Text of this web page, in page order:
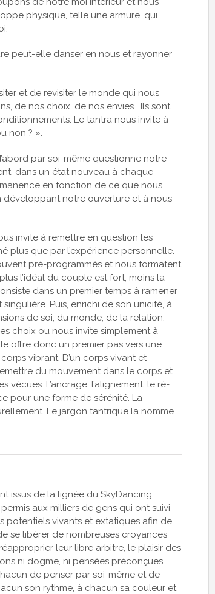
physique, telle une armure, qui
peut-elle danser en nous et rayonner
et de revisiter le monde qui nous
de nos choix, de nos envies… Ils sont
Le tantra nous invite à
non ? ».
par soi-même questionne notre
dans un état nouveau à chaque
en fonction de ce que nous
notre ouverture et à nous
invite à remettre en question les
plus que par l’expérience personnelle.
pré-programmés et nous formatent
l’idéal du couple est fort, moins la
dans un premier temps à ramener
Puis, enrichi de son unicité, à
de soi, du monde, de la relation.
choix ou nous invite simplement à
offre donc un premier pas vers une
vibrant. D’un corps vivant et
du mouvement dans le corps et
vécues. L’ancrage, l’alignement, le ré-
pour une forme de sérénité. La
Le jargon tantrique la nomme
issus de la lignée du SkyDancing
aux milliers de gens qui ont suivi
potentiels vivants et extatiques afin de
se libérer de nombreuses croyances
leur libre arbitre, le plaisir des
ni dogme, ni pensées préconçues.
de penser par soi-même et de
son rythme, à chacun sa couleur et